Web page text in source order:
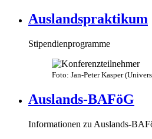
Auslandspraktikum
Stipendienprogramme
Foto: Jan-Peter Kasper
Auslands-BAFöG
Informationen zu Auslands-